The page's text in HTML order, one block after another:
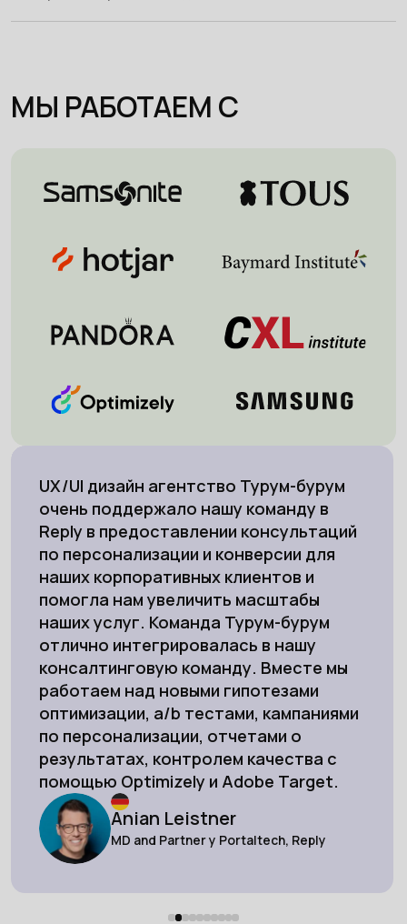
МЫ РАБОТАЕМ С
UX/UI дизайн агентство Турум-бурум
очень поддержало нашу команду в
Reply в предоставлении консультаций
по персонализации и конверсии для
наших корпоративных клиентов и
помогла нам увеличить масштабы
наших услуг. Команда Турум-бурум
отлично интегрировалась в нашу
консалтинговую команду. Вместе мы
работаем над новыми гипотезами
оптимизации, a/b тестами, кампаниями
по персонализации, отчетами о
результатах, контролем качества с
помощью Optimizely и Adobe Target.
Anian Leistner
MD and Partner у Portaltech, Reply